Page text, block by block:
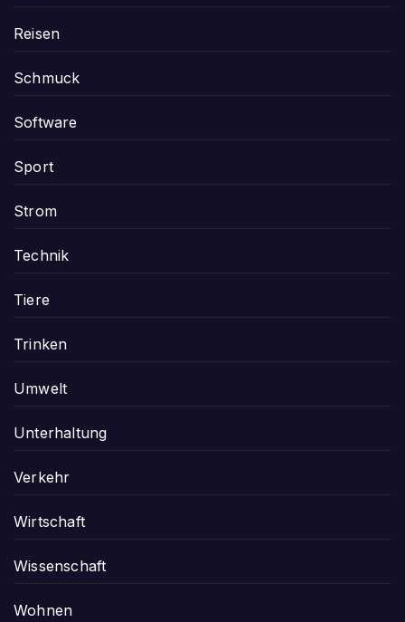
Reisen
Schmuck
Software
Sport
Strom
Technik
Tiere
Trinken
Umwelt
Unterhaltung
Verkehr
Wirtschaft
Wissenschaft
Wohnen